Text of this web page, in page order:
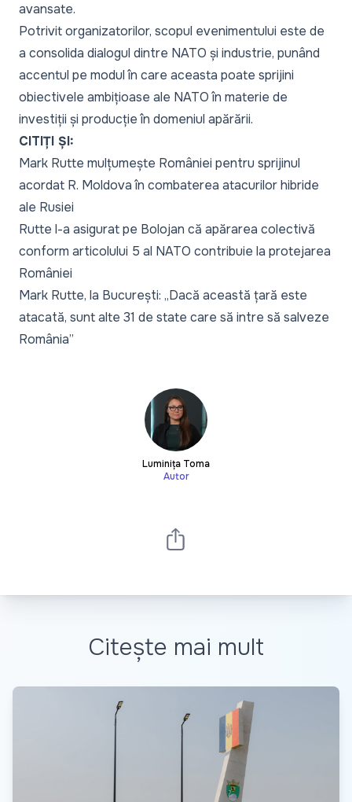
avansate.
Potrivit organizatorilor, scopul evenimentului este de
a consolida dialogul dintre NATO și industrie, punând
accentul pe modul în care aceasta poate sprijini
obiectivele ambițioase ale NATO în materie de
investiții și producție în domeniul apărării.
CITIȚI ȘI:
Mark Rutte mulțumește României pentru sprijinul
acordat R. Moldova în combaterea atacurilor hibride
ale Rusiei
Rutte l-a asigurat pe Bolojan că apărarea colectivă
conform articolului 5 al NATO contribuie la protejarea
României
Mark Rutte, la București: „Dacă această țară este
atacată, sunt alte 31 de state care să intre să salveze
România”
Luminița Toma
Autor
Citește mai mult